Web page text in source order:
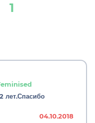
1
лет.Спасибо
04.10.2018